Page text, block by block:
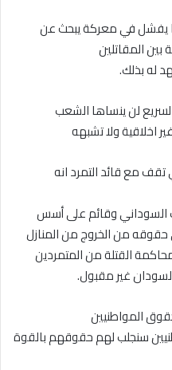
يفشل في معركة يبحث عن
بين المقاتلين
له بذلك.
لن ينساها الشعب
اخلاقية ولا تشبهه
تقف مع قائد التمرد انه
وقائم على أسس
من الخروج من المنازل
القتلة من المتمردين
غير مقبول.
المواطنيين
سنجلب لهم حقوقهم بالقوة